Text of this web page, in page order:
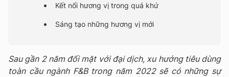
Kết nối hương vị trong quá khứ
Sáng tạo những hương vị mới
Sau gần 2 năm đối mặt với đại dịch, xu hướng tiêu dùng
toàn cầu ngành F&B trong năm 2022 sẽ có những sự